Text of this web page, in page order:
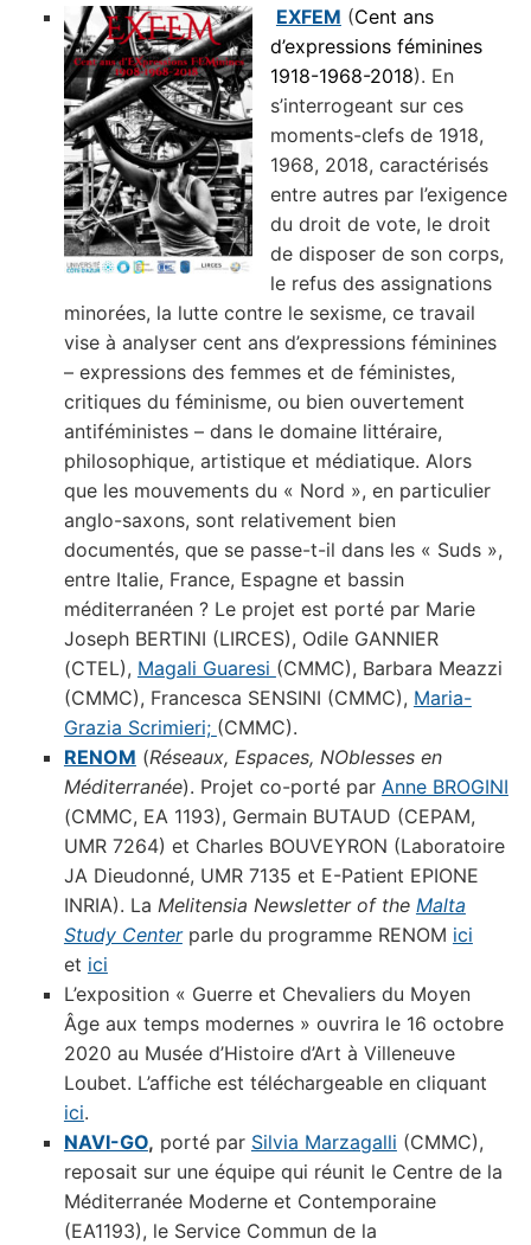
EXFEM (Cent ans
d’expressions féminines
1918-1968-2018). En
s’interrogeant sur ces
moments-clefs de 1918,
1968, 2018, caractérisés
entre autres par l’exigence
du droit de vote, le droit
de disposer de son corps,
le refus des assignations
minorées, la lutte contre le sexisme, ce travail
vise à analyser cent ans d’expressions féminines
– expressions des femmes et de féministes,
critiques du féminisme, ou bien ouvertement
antiféministes – dans le domaine littéraire,
philosophique, artistique et médiatique. Alors
que les mouvements du « Nord », en particulier
anglo-saxons, sont relativement bien
documentés, que se passe-t-il dans les « Suds »,
entre Italie, France, Espagne et bassin
méditerranéen ? Le projet est porté par Marie
Joseph BERTINI (LIRCES), Odile GANNIER
(CTEL), Magali Guaresi (CMMC), Barbara Meazzi
(CMMC), Francesca SENSINI (CMMC), Maria-
Grazia Scrimieri; (CMMC).
RENOM (Réseaux, Espaces, NOblesses en
Méditerranée). Projet co-porté par Anne BROGINI
(CMMC, EA 1193), Germain BUTAUD (CEPAM,
UMR 7264) et Charles BOUVEYRON (Laboratoire
JA Dieudonné, UMR 7135 et E-Patient EPIONE
INRIA). La Melitensia Newsletter of the Malta
Study Center parle du programme RENOM ici
et ici
L’exposition « Guerre et Chevaliers du Moyen
Âge aux temps modernes » ouvrira le 16 octobre
2020 au Musée d’Histoire d’Art à Villeneuve
Loubet. L’affiche est téléchargeable en cliquant
ici.
NAVI-GO, porté par Silvia Marzagalli (CMMC),
reposait sur une équipe qui réunit le Centre de la
Méditerranée Moderne et Contemporaine
(EA1193), le Service Commun de la